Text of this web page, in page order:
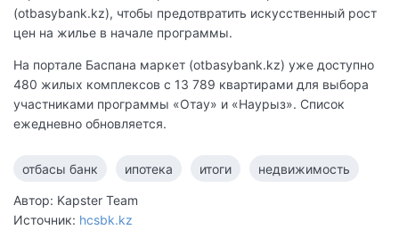
(otbasybank.kz), чтобы предотвратить искусственный рост
цен на жилье в начале программы.
На портале Баспана маркет (otbasybank.kz) уже доступно
480 жилых комплексов с 13 789 квартирами для выбора
участниками программы «Отау» и «Наурыз». Список
ежедневно обновляется.
отбасы банк ипотека итоги недвижимость
Автор: Kapster Team
Источник: hcsbk.kz